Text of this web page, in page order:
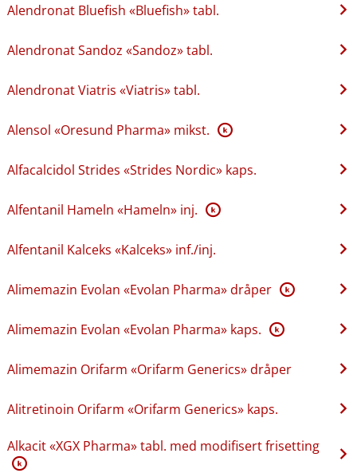
Alendronat Bluefish «Bluefish» tabl.
Alendronat Sandoz «Sandoz» tabl.
Alendronat Viatris «Viatris» tabl.
Alensol «Oresund Pharma» mikst. K
Alfacalcidol Strides «Strides Nordic» kaps.
Alfentanil Hameln «Hameln» inj. K
Alfentanil Kalceks «Kalceks» inf.​/​inj.
Alimemazin Evolan «Evolan Pharma» dråper K
Alimemazin Evolan «Evolan Pharma» kaps. K
Alimemazin Orifarm «Orifarm Generics» dråper
Alitretinoin Orifarm «Orifarm Generics» kaps.
Alkacit «XGX Pharma» tabl. med modifisert frisetting
K